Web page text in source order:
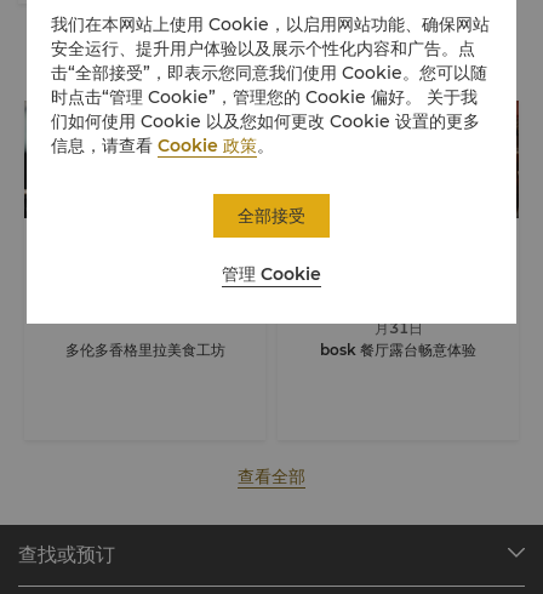
特别优惠
多伦多香格里拉美食工坊
臻味之选
月31日
bosk 餐厅露台畅意体验
查看全部
查找或预订
我们在本网站上使用 Cookie，以启用网站功能、确保网站
安全运行、提升用户体验以及展示个性化内容和广告。点
击“全部接受”，即表示您同意我们使用 Cookie。您可以随
时点击“管理 Cookie”，管理您的 Cookie 偏好。 关于我
们如何使用 Cookie 以及您如何更改 Cookie 设置的更多
信息，请查看Cookie 政策。
管理 Cookie
全部接受